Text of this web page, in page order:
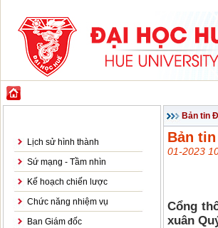
Lịch sử hình thành
Sứ mạng - Tầm nhìn
Kế hoạch chiến lược
Chức năng nhiệm vụ
Ban Giám đốc
Bản tin
Bản
01-2023
Cổng
xuân